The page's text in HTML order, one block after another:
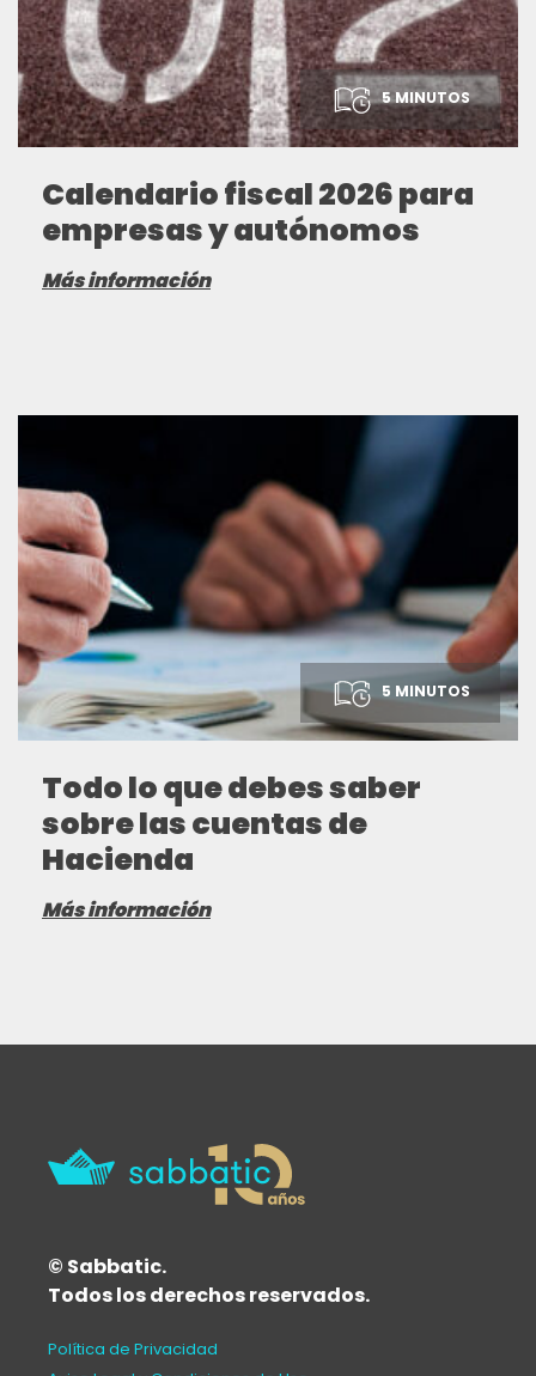
5 MINUTOS
Calendario fiscal 2026 para
empresas y autónomos
Más información
5 MINUTOS
Todo lo que debes saber
sobre las cuentas de
Hacienda
Más información
© Sabbatic.
Todos los derechos reservados.
Política de Privacidad